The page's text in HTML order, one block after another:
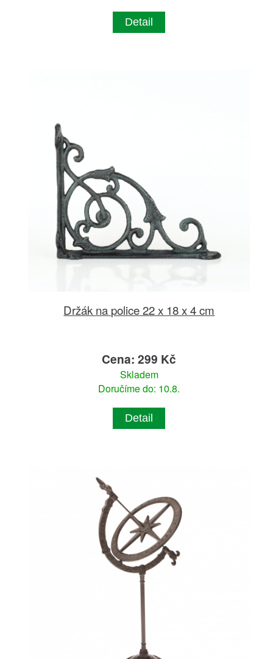
Detail
Držák na police 22 x 18 x 4 cm
Cena: 299 Kč
Skladem
Doručíme do: 10.8.
Detail